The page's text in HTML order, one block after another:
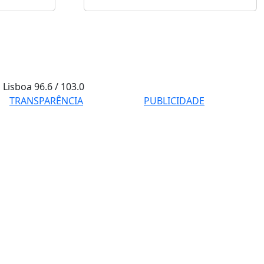
Lisboa96.6 / 103.0
TRANSPARÊNCIA
PUBLICIDADE